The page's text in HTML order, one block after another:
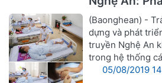
khoa Y,
(Baonghean) -
dựng và phát
truyền Nghệ An
trong hệ thống
05/08/2019